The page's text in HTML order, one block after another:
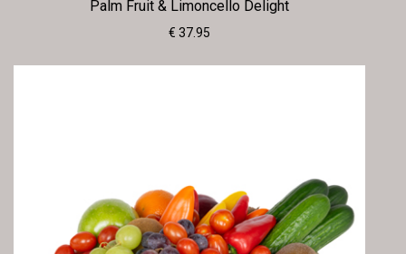
Palm Fruit & Limoncello Delight
€ 37.95